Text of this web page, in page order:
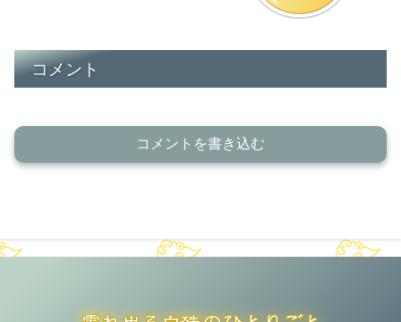
コメント
コメントを書き込む